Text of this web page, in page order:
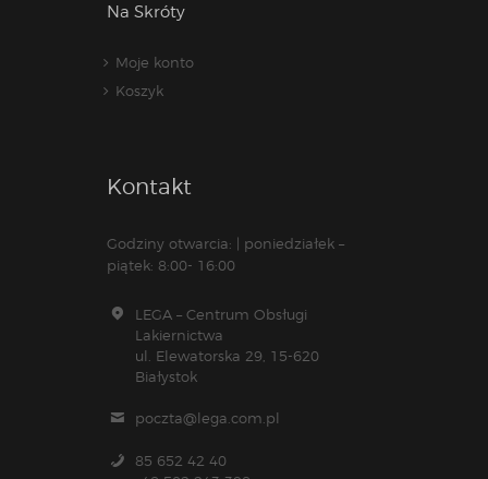
Na Skróty
Moje konto
Koszyk
Kontakt
Godziny otwarcia: | poniedziałek –
piątek: 8:00- 16:00
LEGA – Centrum Obsługi
Lakiernictwa
ul. Elewatorska 29, 15-620
Białystok
poczta@lega.com.pl
85 652 42 40